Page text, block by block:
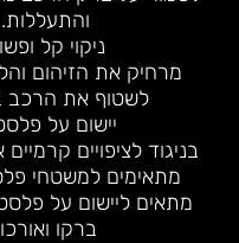
והתעללות.
ניקוי קל
מרחיק את הזיהום
לשטוף את הרכב
יישום על
בניגוד לציפויים
מתאים ליישום על
ברקו